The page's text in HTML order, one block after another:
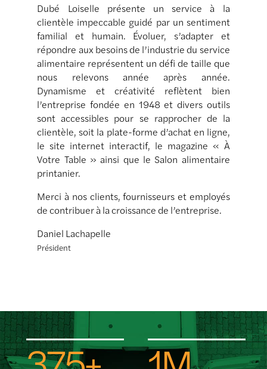
Dubé Loiselle présente un service à la
clientèle impeccable guidé par un sentiment
familial et humain. Évoluer, s’adapter et
répondre aux besoins de l’industrie du service
alimentaire représentent un défi de taille que
nous relevons année après année.
Dynamisme et créativité reflètent bien
l’entreprise fondée en 1948 et divers outils
sont accessibles pour se rapprocher de la
clientèle, soit la plate-forme d’achat en ligne,
le site internet interactif, le magazine « À
Votre Table » ainsi que le Salon alimentaire
printanier.
Merci à nos clients, fournisseurs et employés
de contribuer à la croissance de l’entreprise.
Daniel Lachapelle
Président